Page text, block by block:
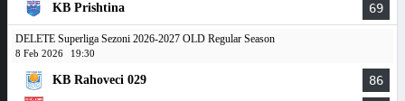
KB Prishtina 69
DELETE Superliga Sezoni 2026-2027 OLD Regular Season
8 Feb 2026 19:30
KB Rahoveci 029 86